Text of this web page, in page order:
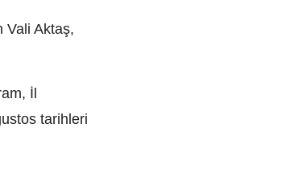
Vali Aktaş,
İl
tarihleri